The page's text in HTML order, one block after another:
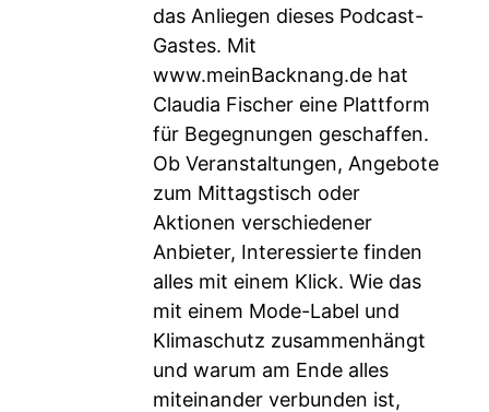
das Anliegen dieses Podcast-
Gastes. Mit
www.meinBacknang.de hat
Claudia Fischer eine Plattform
für Begegnungen geschaffen.
Ob Veranstaltungen, Angebote
zum Mittagstisch oder
Aktionen verschiedener
Anbieter, Interessierte finden
alles mit einem Klick. Wie das
mit einem Mode-Label und
Klimaschutz zusammenhängt
und warum am Ende alles
miteinander verbunden ist,